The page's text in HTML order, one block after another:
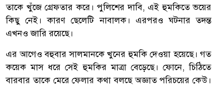
তাকে খুঁজে গ্রেফতার করে। পুলিশের দাবি, এই হুমকিতে ভয়ের
কিছু নেই। কারণ ছেলেটি নাবালক। এরপরও ঘটনার তদন্ত
এখনও জারি রয়েছে।
এর আগেও বহুবার সালমানকে খুনের হুমকি দেওয়া হয়েছে। গত
কয়েক মাস ধরে সেই হুমকির মাত্রা বেড়েছে। ফোনে, চিঠিতে
বারবার তাকে মেরে ফেলার কথা বলছে অজ্ঞাত পরিচয়ের কেউ।